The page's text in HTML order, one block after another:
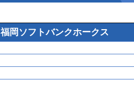
福岡ソフトバンクホークス